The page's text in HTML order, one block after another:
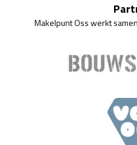
Makelpunt Oss werkt